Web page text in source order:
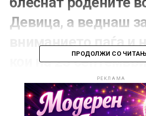
Девица, а веднаш
вниманието паѓа и
кои на 23
започнуваат
владејачка сезона.
ПРОДОЛЖИ СО
РЕКЛАМА